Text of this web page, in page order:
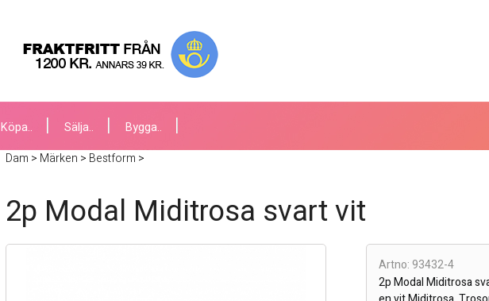
Köpa.. Sälja.. Bygga..
Dam > Märken > Bestform >
2p Modal Miditrosa svart vit
Artno: 93432-4
2p Modal Miditrosa